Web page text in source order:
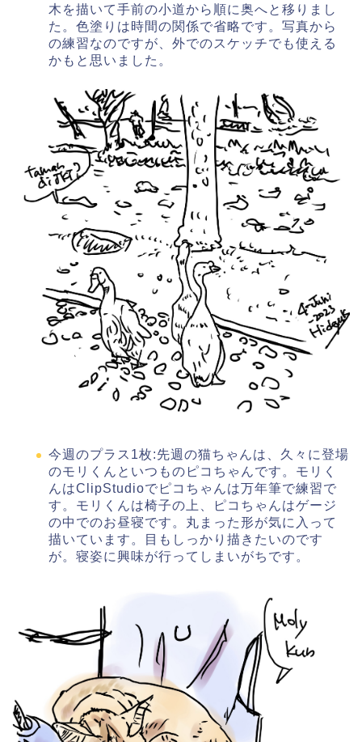
木を描いて手前の小道から順に奥へと移りまし
た。色塗りは時間の関係で省略です。写真から
の練習なのですが、外でのスケッチでも使える
かもと思いました。
今週のプラス1枚:先週の猫ちゃんは、久々に登場
のモリくんといつものピコちゃんです。モリく
んはClipStudioでピコちゃんは万年筆で練習で
す。モリくんは椅子の上、ピコちゃんはゲージ
の中でのお昼寝です。丸まった形が気に入って
描いています。目もしっかり描きたいのです
が。寝姿に興味が行ってしまいがちです。